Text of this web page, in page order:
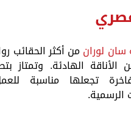
لورانمن أكثر الحقائب
الأناقة الهادئة. وتمتاز
تجعلها مناسبة
الرسمية.